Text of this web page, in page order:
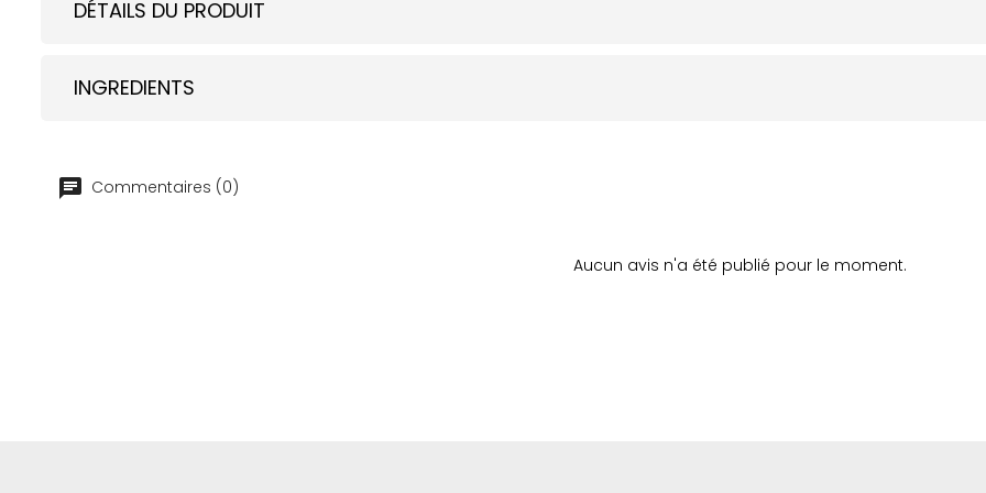
DÉTAILS DU PRODUIT
INGREDIENTS
Commentaires (0)
Aucun avis n'a été publié pour le moment.